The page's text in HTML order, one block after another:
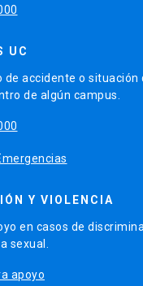
UC
de accidente o situación
de algún campus.
Y VIOLENCIA
en casos de
sexual.
apoyo